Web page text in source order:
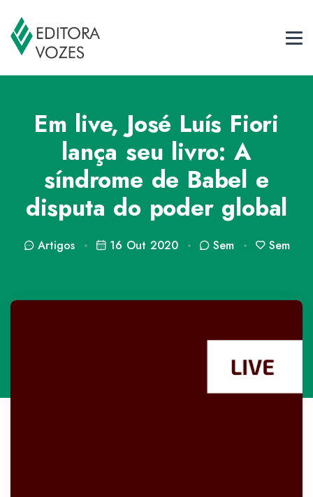
Em live, José Luís Fiori
lança seu livro: A
síndrome de Babel e
disputa do poder global
Artigos 16 Out 2020 Sem Sem